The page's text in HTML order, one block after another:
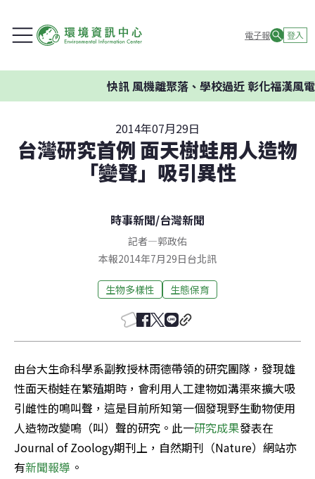
電子報 登入
快訊風機離聚落、學校過近 彰化福漢風電
2014年07月29日
台灣研究首例 面天樹蛙用人造物
「變聲」吸引異性
時事新聞/台灣新聞
記者—郭政佑
本報2014年7月29日台北訊
生物多樣性 生態保育
由台大生命科學系副教授林雨德帶領的研究團隊，發現雄
性面天樹蛙在繁殖期時，會利用人工建物如溝渠來擴大吸
引雌性的鳴叫聲，這是目前所知第一個發現野生動物使用
人造物改變鳴（叫）聲的研究。此一研究成果發表在
Journal of Zoology期刊上，自然期刊（Nature）網站亦
有新聞報導 。